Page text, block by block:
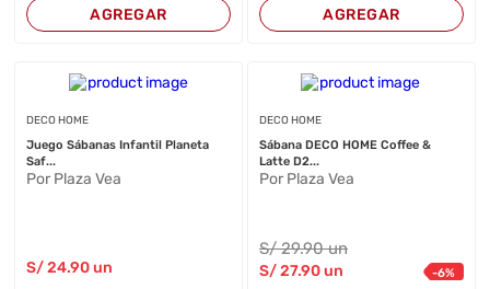
AGREGAR AGREGAR
DECO HOME
Juego Sábanas Infantil Planeta
Saf...
Por Plaza Vea
S/24.90 un
DECO HOME
Sábana DECO HOME Coffee &
Latte D2...
Por Plaza Vea
S/29.90 un
S/27.90un -6%